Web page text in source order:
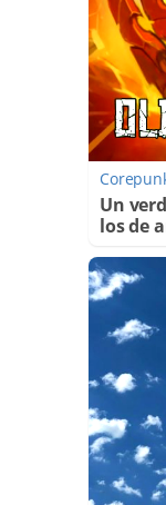
Un
los de